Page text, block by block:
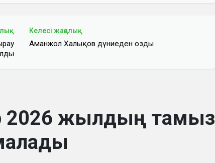
Келесі жаңалық
Аманжол Халықов дүниеден озды
2026 жылдың тамыз